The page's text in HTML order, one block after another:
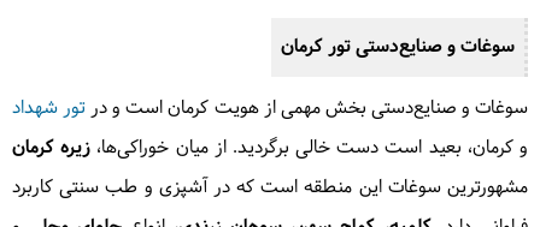
سوغات و صنایع‌دستی تور کرمان
سوغات و صنایع‌دستی بخش مهمی از هویت کرمان است و درتور شهداد
و کرمان، بعید است دست خالی برگردید. از میان خوراکی‌ها، زیره کرمان
مشهورترین سوغات این منطقه است که در آشپزی و طب سنتی کاربرد